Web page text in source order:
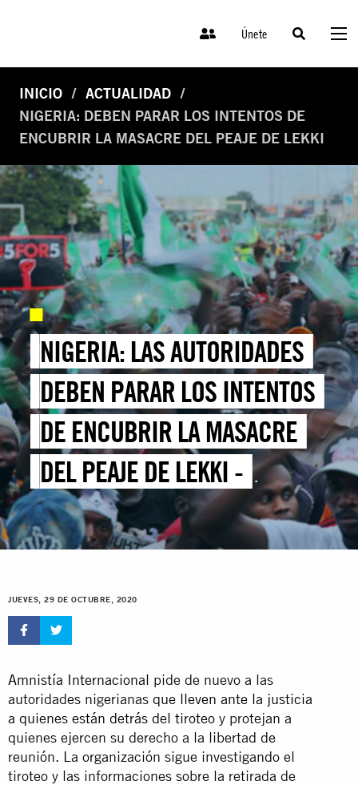
Únete
INICIO
ACTUALIDAD
NIGERIA: DEBEN PARAR LOS INTENTOS DE
ENCUBRIR LA MASACRE DEL PEAJE DE LEKKI
NIGERIA: LAS AUTORIDADES
DEBEN PARAR LOS INTENTOS
DE ENCUBRIR LA MASACRE
DEL PEAJE DE LEKKI -
INVESTIGACIÓN REVELA
NUEVA LÍNEA TEMPORAL
JUEVES, 29 DE OCTUBRE, 2020
Amnistía Internacional pide de nuevo a las
autoridades nigerianas que lleven ante la justicia
a quienes están detrás del tiroteo y protejan a
quienes ejercen su derecho a la libertad de
reunión. La organización sigue investigando el
tiroteo y las informaciones sobre la retirada de